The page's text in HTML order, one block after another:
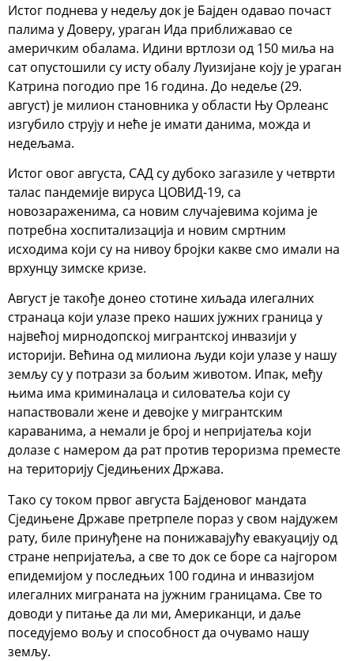
Истог поднева у недељу док је Бајден одавао почаст
палима у Доверу, ураган Ида приближавао се
америчким обалама. Идини вртлози од 150 миља на
сат опустошили су исту обалу Луизијане коју је ураган
Катрина погодио пре 16 година. До недеље (29.
август) је милион становника у области Њу Орлеанс
изгубило струју и неће је имати данима, можда и
недељама.
Истог овог августа, САД су дубоко загазиле у четврти
талас пандемије вируса ЦОВИД-19, са
новозараженима, са новим случајевима којима је
потребна хоспитализација и новим смртним
исходима који су на нивоу бројки какве смо имали на
врхунцу зимске кризе.
Август је такође донео стотине хиљада илегалних
странаца који улазе преко наших јужних граница у
највећој мирнодопској мигрантској инвазији у
историји. Већина од милиона људи који улазе у нашу
земљу су у потрази за бољим животом. Ипак, међу
њима има криминалаца и силоватеља који су
напаствовали жене и девојке у мигрантским
караванима, а немали је број и непријатеља који
долазе с намером да рат против тероризма преместе
на територију Сједињених Држава.
Тако су током првог августа Бајденовог мандата
Сједињене Државе претрпеле пораз у свом најдужем
рату, биле принуђене на понижавајућу евакуацију од
стране непријатеља, а све то док се боре са најгором
епидемијом у последњих 100 година и инвазијом
илегалних миграната на јужним границама. Све то
доводи у питање да ли ми, Американци, и даље
поседујемо вољу и способност да очувамо нашу
земљу.